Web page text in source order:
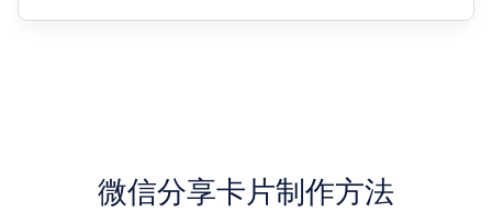
微信分享卡片制作方法